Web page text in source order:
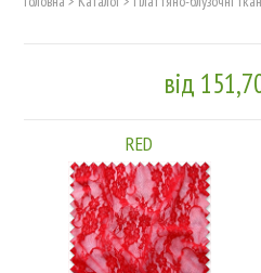
від
RED